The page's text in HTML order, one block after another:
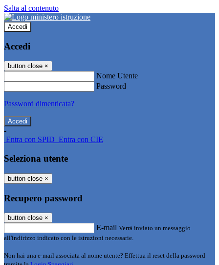
Salta al contenuto
Accedi
Accedi
button close ×
Nome Utente
Password
Password dimenticata?
-
Entra con SPID Entra con CIE
Seleziona utente
button close ×
Recupero password
button close ×
E-mail Verrà inviato un messaggio
all'indirizzo indicato con le istruzioni necessarie.
Non hai una e-mail associata al nome utente? Effettua il reset della password